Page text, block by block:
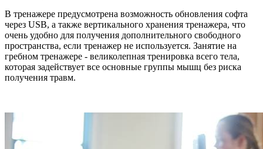
В тренажере предусмотрена возможность обновления софта
через USB, а также вертикального хранения тренажера, что
очень удобно для получения дополнительного свободного
пространства, если тренажер не используется. Занятие на
гребном тренажере - великолепная тренировка всего тела,
которая задействует все основные группы мышц без риска
получения травм.